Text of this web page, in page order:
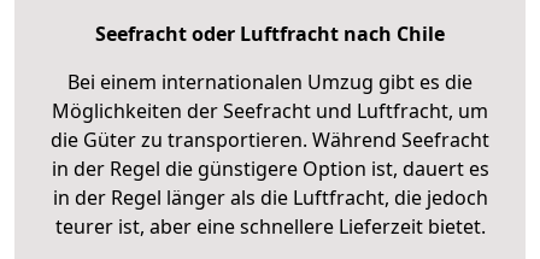
Seefracht oder Luftfracht nach Chile
Bei einem internationalen Umzug gibt es die
Möglichkeiten der Seefracht und Luftfracht, um
die Güter zu transportieren. Während Seefracht
in der Regel die günstigere Option ist, dauert es
in der Regel länger als die Luftfracht, die jedoch
teurer ist, aber eine schnellere Lieferzeit bietet.